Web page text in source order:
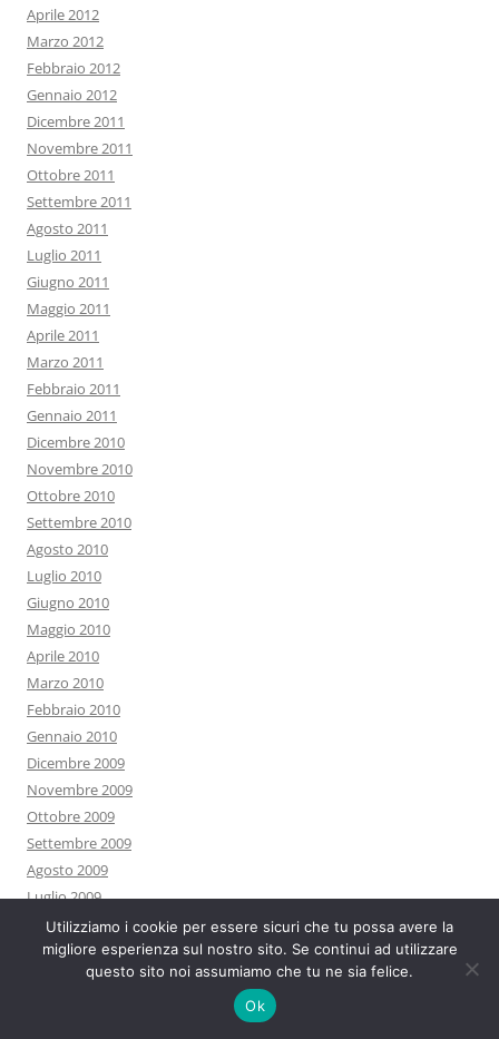
Aprile 2012
Marzo 2012
Febbraio 2012
Gennaio 2012
Dicembre 2011
Novembre 2011
Ottobre 2011
Settembre 2011
Agosto 2011
Luglio 2011
Giugno 2011
Maggio 2011
Aprile 2011
Marzo 2011
Febbraio 2011
Gennaio 2011
Dicembre 2010
Novembre 2010
Ottobre 2010
Settembre 2010
Agosto 2010
Luglio 2010
Giugno 2010
Maggio 2010
Aprile 2010
Marzo 2010
Febbraio 2010
Gennaio 2010
Dicembre 2009
Novembre 2009
Ottobre 2009
Settembre 2009
Agosto 2009
Luglio 2009
Giugno 2009
Maggio 2009
Aprile 2009
Utilizziamo i cookie per essere sicuri che tu possa avere la
migliore esperienza sul nostro sito. Se continui ad utilizzare
questo sito noi assumiamo che tu ne sia felice.
Ok